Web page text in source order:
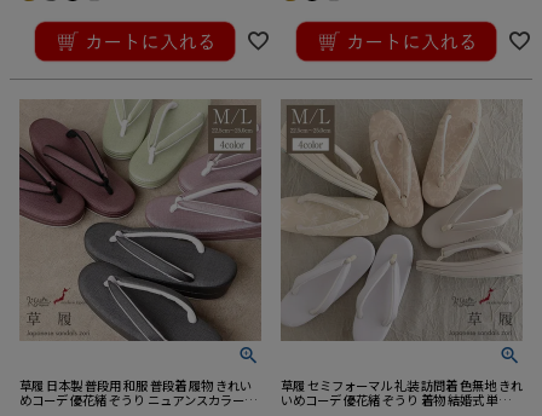
19,800税込 22,000税込
草履 日本製 普段用 和服 普段着 履物 きれい
めコーデ 優花緒 ぞうり ニュアンスカラーく
草履 セミフォーマル 礼装 訪問着 色無地 きれ
いめコーデ 優花緒 ぞうり 着物 結婚式 単品